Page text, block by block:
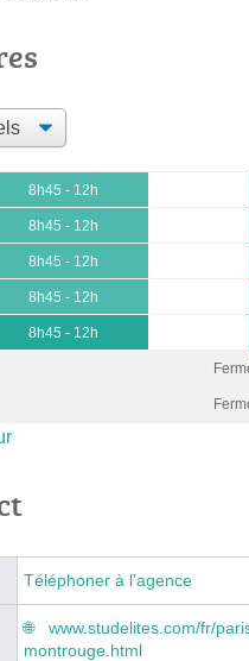
8h45 - 12h
8h45 - 12h
8h45 - 12h
8h45 - 12h
8h45 - 12h
Téléphoner à l'agence
www.studelites.com/fr/
montrouge.html